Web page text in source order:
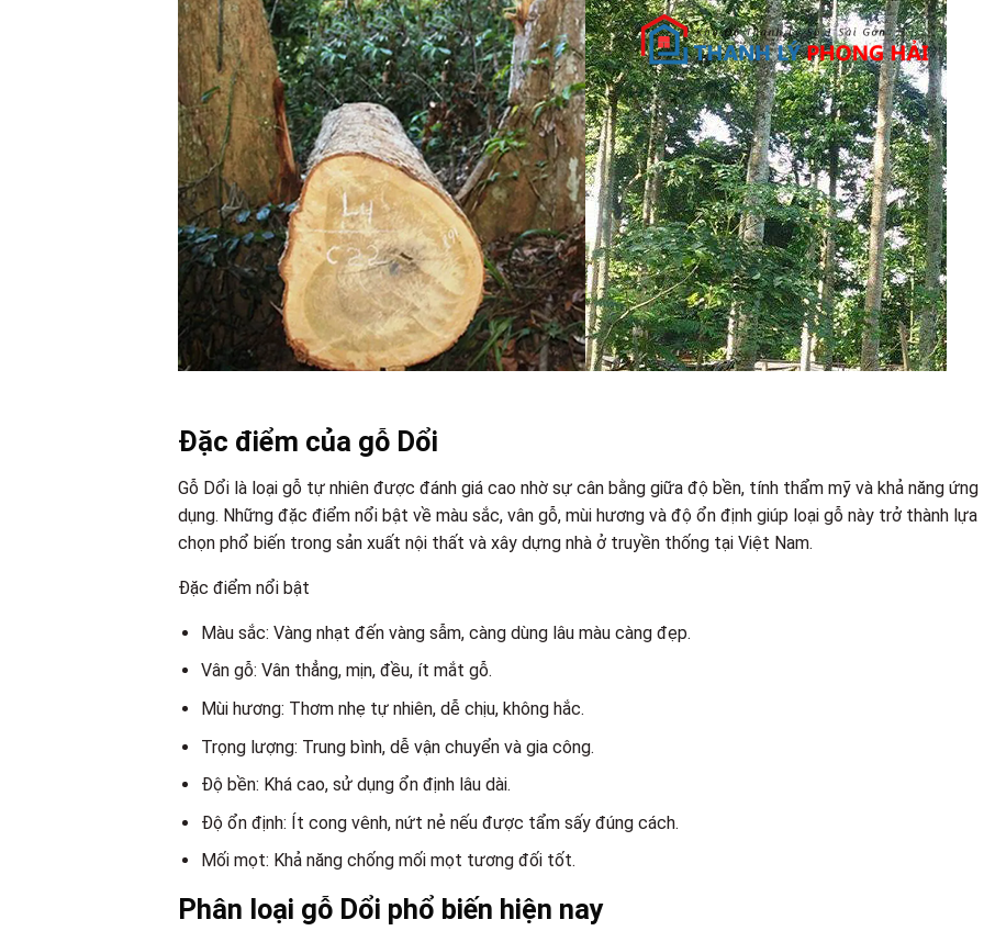
Đặc điểm của gỗ Dổi
Gỗ Dổi là loại gỗ tự nhiên được đánh giá cao nhờ sự cân bằng giữa độ bền, tính thẩm mỹ và khả năng ứng
dụng. Những đặc điểm nổi bật về màu sắc, vân gỗ, mùi hương và độ ổn định giúp loại gỗ này trở thành lựa
chọn phổ biến trong sản xuất nội thất và xây dựng nhà ở truyền thống tại Việt Nam.
Đặc điểm nổi bật
Màu sắc: Vàng nhạt đến vàng sẫm, càng dùng lâu màu càng đẹp.
Vân gỗ: Vân thẳng, mịn, đều, ít mắt gỗ.
Mùi hương: Thơm nhẹ tự nhiên, dễ chịu, không hắc.
Trọng lượng: Trung bình, dễ vận chuyển và gia công.
Độ bền: Khá cao, sử dụng ổn định lâu dài.
Độ ổn định: Ít cong vênh, nứt nẻ nếu được tẩm sấy đúng cách.
Mối mọt: Khả năng chống mối mọt tương đối tốt.
Phân loại gỗ Dổi phổ biến hiện nay